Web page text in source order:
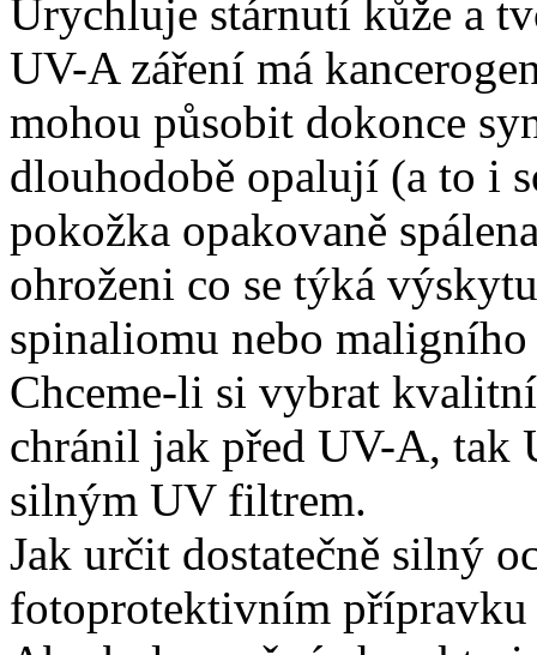
Urychluje stárnutí kůže a
UV-A záření má
mohou působit dokonce
dlouhodobě opalují (a to i
pokožka opakovaně
ohroženi co se týká
spinaliomu nebo
Chceme-li si vybrat
chránil jak před UV-A, tak
silným UV filtrem.
Jak určit dostatečně silný
fotoprotektivním přípravku